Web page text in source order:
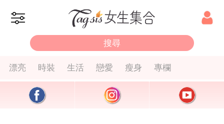
漂亮 時裝 生活 戀愛 瘦身 專欄